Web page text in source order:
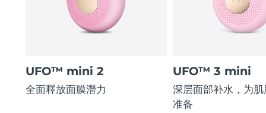
UFO™ mini 2
全面釋放面膜潛力
UFO™ 3 mini
深层面部补水，为
准备